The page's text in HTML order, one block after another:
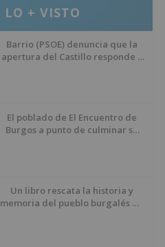
LO + VISTO
Barrio (PSOE) denuncia que la
apertura del Castillo responde a
El poblado de El Encuentro de
Burgos a punto de culminar su
Un libro rescata la historia y
memoria del pueblo burgalés de